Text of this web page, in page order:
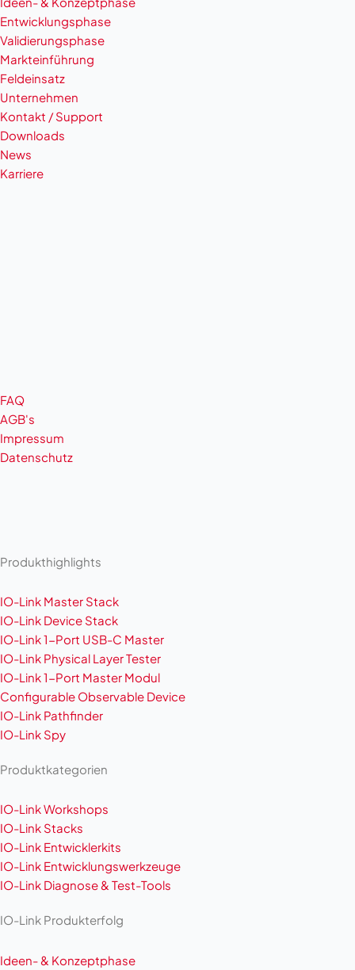
Entwicklungsphase
Validierungsphase
Markteinführung
Feldeinsatz
Unternehmen
Kontakt / Support
Downloads
News
Karriere
FAQ
AGB's
Impressum
Datenschutz
Produkthighlights
IO-Link Master Stack
IO-Link Device Stack
IO-Link 1-Port USB-C Master
IO-Link Physical Layer Tester
IO-Link 1-Port Master Modul
Configurable Observable Device
IO-Link Pathfinder
IO-Link Spy
Produktkategorien
IO-Link Workshops
IO-Link Stacks
IO-Link Entwicklerkits
IO-Link Entwicklungswerkzeuge
IO-Link Diagnose & Test-Tools
IO-Link Produkterfolg
Ideen- & Konzeptphase